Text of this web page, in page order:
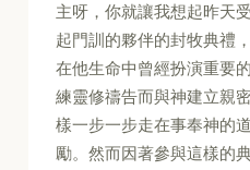
主呀，你就讓我想起昨天
起門訓的夥伴的封牧典禮
在他生命中曾經扮演重要
練靈修禱告而與神建立親
樣一步一步走在事奉神的
勵。然而因著參與這樣的